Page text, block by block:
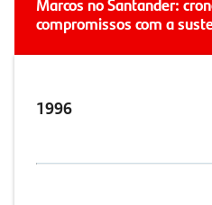
compromissos com a
1996